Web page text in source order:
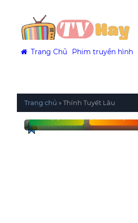
Trang Chủ Phim truyền hình
Trang chủ »Thính Tuyết Lâu